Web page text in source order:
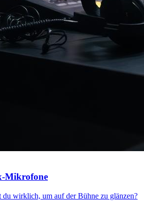
Mikrofone
du wirklich, um auf der Bühne zu glänzen?